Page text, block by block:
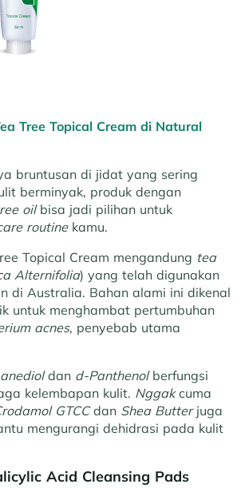
Tree Topical Cream di Natural
bruntusan di jidat yang sering
berminyak, produk dengan
oilbisa jadi pilihan untuk
routine kamu.
Topical Cream mengandung tea
Alternifolia) yang telah digunakan
di Australia. Bahan alami ini dikenal
untuk menghambat pertumbuhan
acnes, penyebab utama
dan d-Panthenol berfungsi
kelembapan kulit. Nggakcuma
GTCCdan Shea Butter juga
mengurangi dehidrasi pada kulit
Acid Cleansing Pads